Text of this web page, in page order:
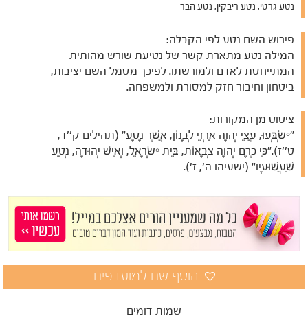
נטע גרטי, נטע ריבקין, נטע הבר
פירוש השם נטע לפי הקבלה:
המילה נטע מתארת קשר של נטיעת שורש מהותית
המתייחסת לאדם ולמורשתו. לפיכך מסמל השם יציבות,
ביטחון וחיבור חזק למסורת ולמשפחה.
ציטוט מן המקורות:
"יִשְׂבְּעוּ, עֲצֵי יְהוָה אַרְזֵי לְבָנוֹן, אֲשֶׁר נָטָע" (תהילים ק''ד,
ט''ז)."כִּי כֶרֶם יְהוָה צְבָאוֹת, בֵּית יִשְׂרָאֵל, וְאִישׁ יְהוּדָה, נְטַע
שַׁעֲשׁוּעָיו" (ישעיהו ה', ז').
שמות דומים